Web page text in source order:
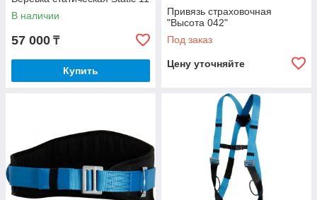
В наличии
57 000 ₸
Купить
Привязь страховочная
"Высота 042"
Под заказ
Цену уточняйте